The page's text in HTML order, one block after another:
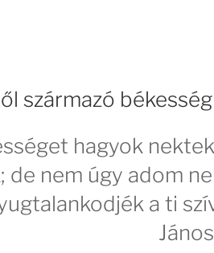
származó békesség
hagyok
de nem úgy adom
a ti